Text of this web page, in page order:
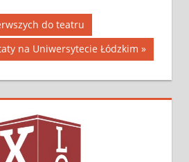
do teatru
na Uniwersytecie Łódzkim